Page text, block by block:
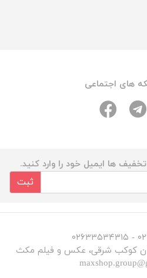
های اجتماعی
ها ایمیل خود را وارد کنید.
ثبت